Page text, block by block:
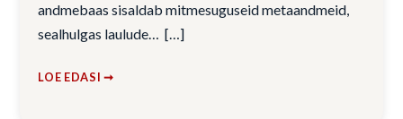
andmebaas sisaldab mitmesuguseid metaandmeid,
sealhulgas laulude…
LOE EDASI ➞